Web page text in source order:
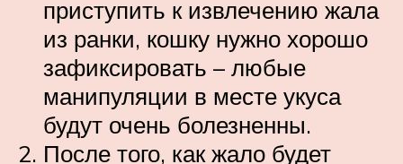
приступить к извлечению жала
из ранки, кошку нужно хорошо
зафиксировать – любые
манипуляции в месте укуса
будут очень болезненны.
После того, как жало будет